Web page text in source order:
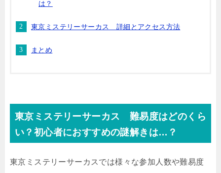
は？
東京ミステリーサーカス 詳細とアクセス方法
まとめ
東京ミステリーサーカス 難易度はどのくら
い？初心者におすすめの謎解きは…？
東京ミステリーサーカスでは様々な参加人数や難易度